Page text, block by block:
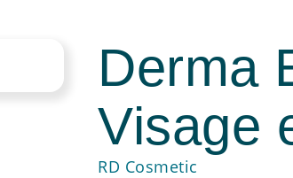
Derma
Visage
RD Cosmetic